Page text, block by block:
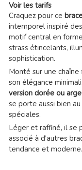
Voir les tarifs
Craquez pour ce
intemporel inspiré
motif central en
strass étincelants,
sophistication.
Monté sur une
son élégance
version dorée ou
se porte aussi bien
spéciales.
Léger et raffiné, il se
associé à d'autres
tendance et moderne.